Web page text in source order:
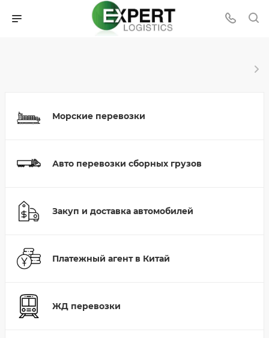
Морские перевозки
Авто перевозки сборных грузов
Закуп и доставка автомобилей
Платежный агент в Китай
ЖД перевозки